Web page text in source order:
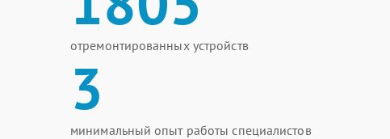
отремонтированных устройств
3
минимальный опыт работы специалистов